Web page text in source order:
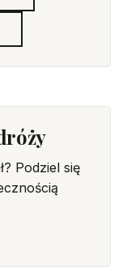
Podziel się